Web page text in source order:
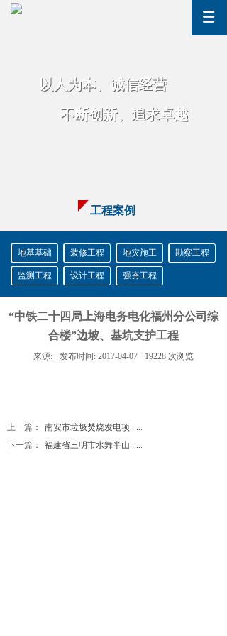
以人为本、诚信经营
不断创新、 追求卓越
以人为本、诚信经营
不断创新、 追求卓越
工程案例
地基基础 装修工程 地灾施工 勘察工程
监测工程 设计工程 强夯工程
“中铁二十四局上海电务电化福州分公司综
合楼”边坡、基坑支护工程
来源: 发布时间: 2017-04-07 19228 次浏览
上一篇：
南安市垃圾焚烧发电项......
下一篇：
福建省三明市水舞半山......